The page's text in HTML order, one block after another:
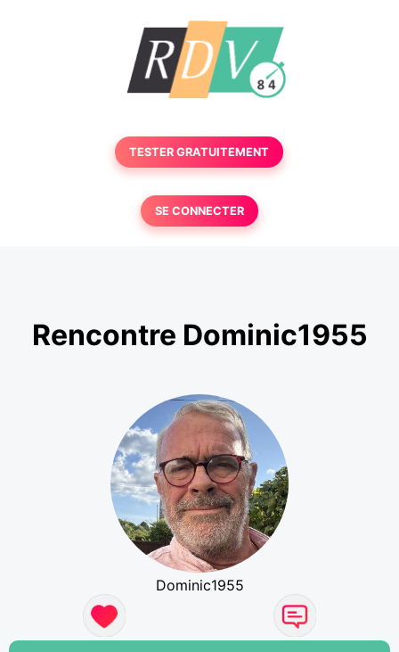
TESTER GRATUITEMENT
SE CONNECTER
Rencontre Dominic1955
Dominic1955